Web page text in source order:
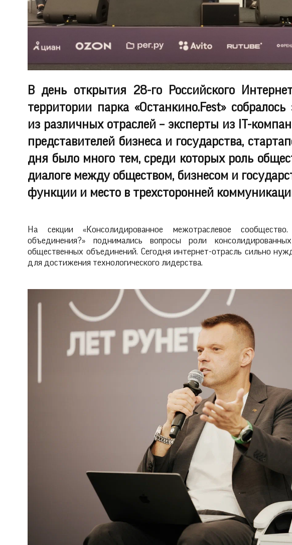
В день открытия 28-го Российского
территории парка «Останкино.Fest» собралось
из различных отраслей – эксперты из IT-
представителей бизнеса и государства,
дня было много тем, среди которых роль
диалоге между обществом, бизнесом и
функции и место в трехсторонней
На секции «Консолидированное межотраслевое
объединения?» поднимались вопросы роли
общественных объединений. Сегодня интернет-отрасль сильно
для достижения технологического лидерства.